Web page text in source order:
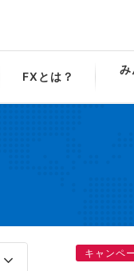
FXとは？
み
スワップNo.1
キャンペ